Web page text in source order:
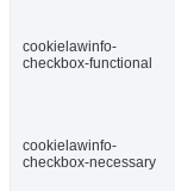
cookielawinfo-
checkbox-functional
cookielawinfo-
checkbox-necessary